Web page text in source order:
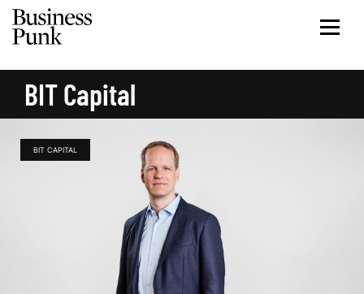
BIT Capital
BIT CAPITAL